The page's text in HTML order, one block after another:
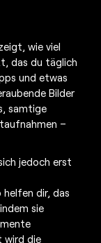
wie viel
das du täglich
und etwas
Bilder
samtige
–
jedoch erst
helfen dir, das
sie
wird die